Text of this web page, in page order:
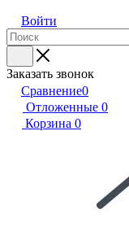
Войти
Заказать звонок
Сравнение0
Отложенные 0
Корзина 0